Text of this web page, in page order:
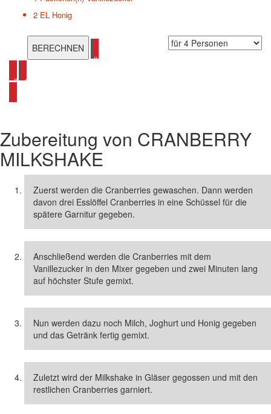
2 EL Honig
alle Cranberry Rezepte ansehen
alle Shake Rezepte ansehen
Zubereitung von CRANBERRY
MILKSHAKE
Zuerst werden die Cranberries gewaschen. Dann werden
davon drei Esslöffel Cranberries in eine Schüssel für die
spätere Garnitur gegeben.
Anschließend werden die Cranberries mit dem
Vanillezucker in den Mixer gegeben und zwei Minuten lang
auf höchster Stufe gemixt.
Nun werden dazu noch Milch, Joghurt und Honig gegeben
und das Getränk fertig gemixt.
Zuletzt wird der Milkshake in Gläser gegossen und mit den
restlichen Cranberries garniert.